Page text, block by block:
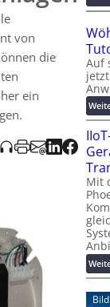
von
die
ein
Auf
Mit